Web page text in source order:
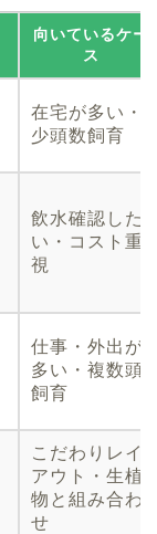
向いているケー
ス
在宅が多い・
少頭数飼育
飲水確認した
い・コスト重
視
仕事・外出が
多い・複数頭
飼育
こだわりレイ
アウト・生植
物と組み合わ
せ